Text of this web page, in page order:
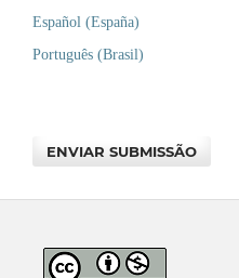
Español (España)
Português (Brasil)
ENVIAR SUBMISSÃO